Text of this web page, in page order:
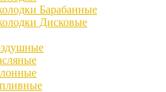
Барабанные
Дисковые